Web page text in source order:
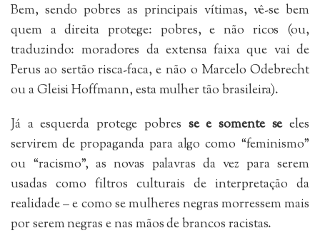
Bem, sendo pobres as principais vítimas, vê-se bem
quem a direita protege: pobres, e não ricos (ou,
traduzindo: moradores da extensa faixa que vai de
Perus ao sertão risca-faca, e não o Marcelo Odebrecht
ou a Gleisi Hoffmann, esta mulher tão brasileira).
Já a esquerda protege pobres se e somente seeles
servirem de propaganda para algo como “feminismo”
ou “racismo”, as novas palavras da vez para serem
usadas como filtros culturais de interpretação da
realidade – e como se mulheres negras morressem mais
por serem negras e nas mãos de brancos racistas.